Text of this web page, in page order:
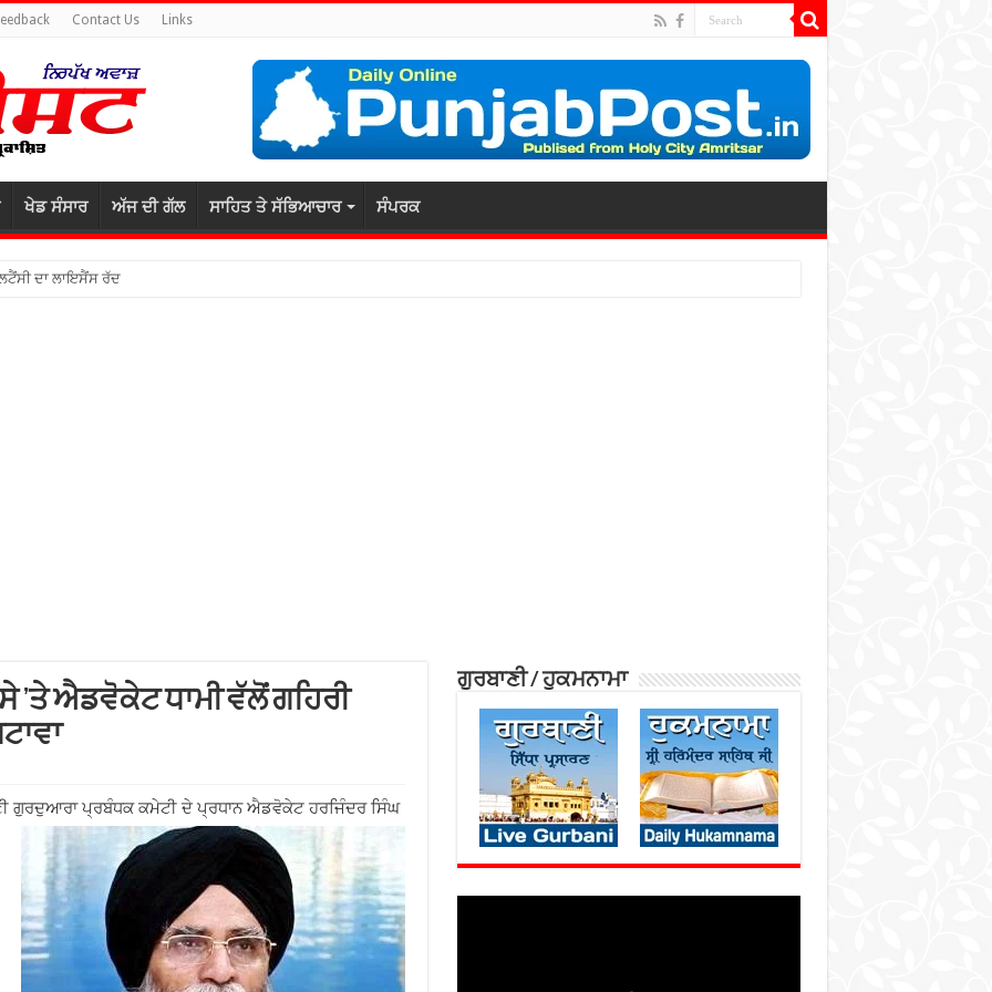
Contact Us Links
ਖੇਡ ਸੰਸਾਰ ਅੱਜ ਦੀ ਗੱਲ ਸਾਹਿਤ ਤੇ ਸੱਭਿਆਚਾਰ ਸੰਪਰਕ
ਦਾ ਲਾਇਸੈਂਸ ਰੱਦ
’ਤੇ ਐਡਵੋਕੇਟ ਧਾਮੀ ਵੱਲੋਂ ਗਹਿਰੀ
ਗੁਰਦੁਆਰਾ ਪ੍ਰਬੰਧਕ ਕਮੇਟੀ ਦੇ ਪ੍ਰਧਾਨ ਐਡਵੋਕੇਟ ਹਰਜਿੰਦਰ ਸਿੰਘ
ਗੁਰਬਾਣੀ / ਹੁਕਮਨਾਮਾ